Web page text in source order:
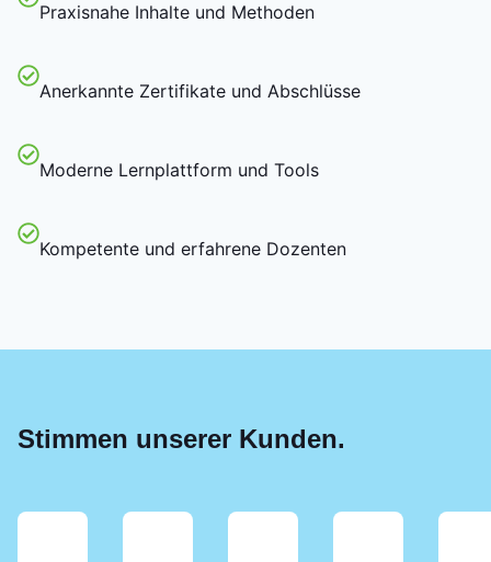
Praxisnahe Inhalte und Methoden
Anerkannte Zertifikate und Abschlüsse
Moderne Lernplattform und Tools
Kompetente und erfahrene Dozenten
Stimmen unserer Kunden.